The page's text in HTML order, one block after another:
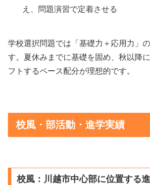
え、問題演習で定着させる
学校選択問題では「基礎力＋応用力」
す。夏休みまでに基礎を固め、秋以降
フトするペース配分が理想的です。
校風・部活動・進学実績
校風：川越市中心部に位置する